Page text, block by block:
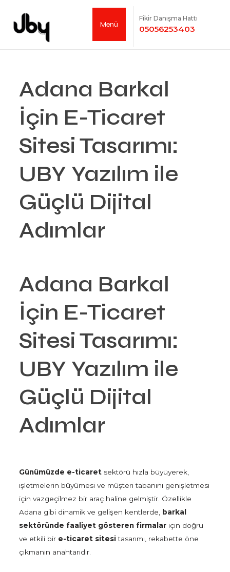
Menü
Fikir Danışma Hattı
05056253403
Adana Barkal
İçin E-Ticaret
Sitesi Tasarımı:
UBY Yazılım ile
Güçlü Dijital
Adımlar
Adana Barkal
İçin E-Ticaret
Sitesi Tasarımı:
UBY Yazılım ile
Güçlü Dijital
Adımlar
Günümüzde e-ticaret sektörü hızla büyüyerek,
işletmelerin büyümesi ve müşteri tabanını genişletmesi
için vazgeçilmez bir araç haline gelmiştir. Özellikle
Adana gibi dinamik ve gelişen kentlerde,
barkal
sektöründe faaliyet gösteren firmalar için doğru
ve etkili bir e-ticaret sitesitasarımı, rekabette öne
çıkmanın anahtarıdır.